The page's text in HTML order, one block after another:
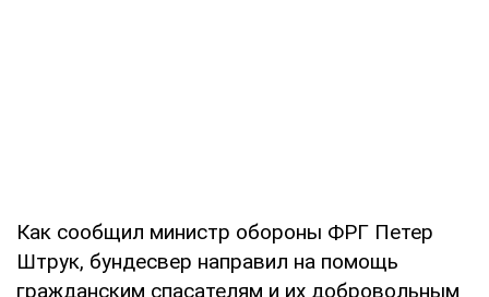
Как сообщил министр обороны ФРГ Петер
Штрук, бундесвер направил на помощь
гражданским спасателям и их добровольным